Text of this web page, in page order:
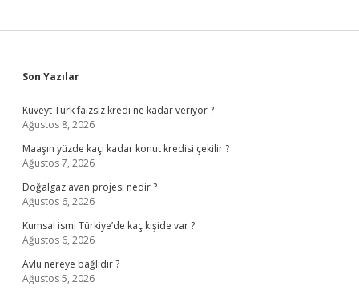
Sidebar
Son Yazılar
Kuveyt Türk faizsiz kredi ne kadar veriyor ?
Ağustos 8, 2026
Maaşın yüzde kaçı kadar konut kredisi çekilir ?
Ağustos 7, 2026
Doğalgaz avan projesi nedir ?
Ağustos 6, 2026
Kumsal ismi Türkiye’de kaç kişide var ?
Ağustos 6, 2026
Avlu nereye bağlıdır ?
Ağustos 5, 2026